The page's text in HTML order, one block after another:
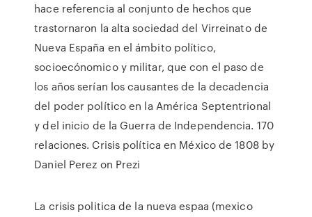
hace referencia al conjunto de hechos que
trastornaron la alta sociedad del Virreinato de
Nueva España en el ámbito político,
socioecónomico y militar, que con el paso de
los años serían los causantes de la decadencia
del poder político en la América Septentrional
y del inicio de la Guerra de Independencia. 170
relaciones. Crisis política en México de 1808 by
Daniel Perez on Prezi
La crisis politica de la nueva espaa (mexico